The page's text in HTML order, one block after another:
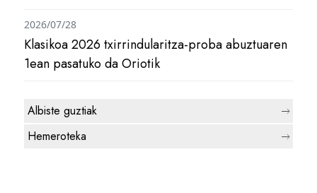
Klasikoa 2026 txirrindularitza-proba abuztuaren
1ean pasatuko da Oriotik
2026/07/28
Albiste guztiak
Hemeroteka